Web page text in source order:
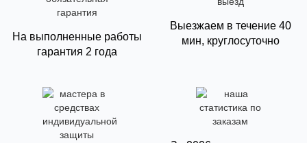
На выполненные работы
гарантия 2 года
Выезжаем в течение 40
мин, круглосуточно